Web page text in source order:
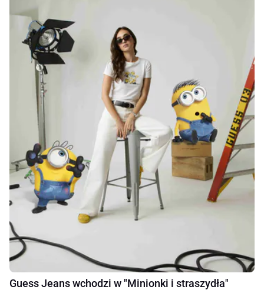
Guess Jeans wchodzi w "Minionki i straszydła"